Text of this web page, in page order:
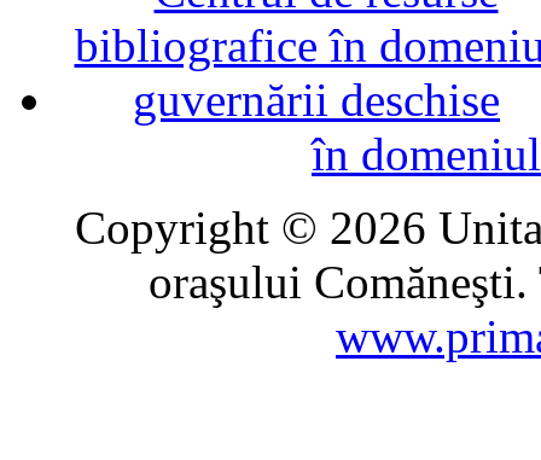
în
Copyright © 2026
oraşului